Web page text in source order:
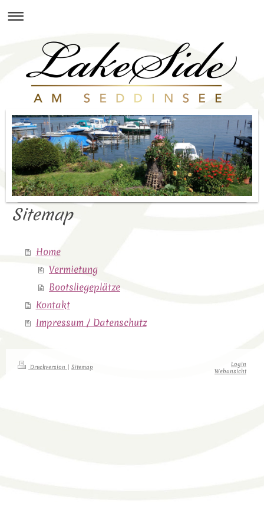
Sitemap
Home
Vermietung
Bootsliegeplätze
Kontakt
Impressum / Datenschutz
Druckversion | Sitemap
Login
Webansicht